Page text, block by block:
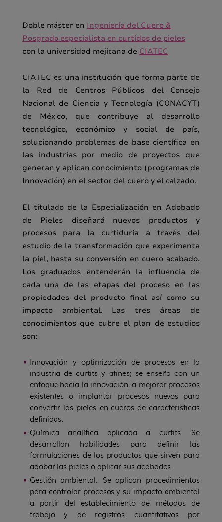
Doble máster en Ingeniería del Cuero &
Posgrado especialista en curtidos de pieles
con la universidad mejicana de CIATEC
CIATEC es una institución que forma parte de
la Red de Centros Públicos del Consejo
Nacional de Ciencia y Tecnología (CONACYT)
de México, que contribuye al desarrollo
tecnológico, económico y social de país,
solucionando problemas de base científica en
las industrias por medio de proyectos que
generan y aplican conocimiento (programas de
Innovación) en el sector del cuero y el calzado.
El titulado de la Especialización en Adobado
de Pieles diseñará nuevos productos y
procesos para la curtiduría a través del
estudio de la transformación que experimenta
la piel, hasta su conversión en cuero acabado.
Los graduados entenderán la influencia de
cada una de las etapas del proceso en las
propiedades del producto final así como su
impacto ambiental. Las tres áreas de
conocimientos que cubre el plan de estudios
son:
Innovación y optimización de procesos en la
industria de curtits y afines; se enseña con un
enfoque hacia la innovación, a mejorar procesos
existentes o implantar procesos nuevos para
convertir las pieles en cueros de características
definidas.
Química analítica aplicada a curtits. Se
desarrollan habilidades para definir las
formulaciones de los productos que sirven para
adobar las pieles o aplicar sus acabados.
Gestión ambiental. Se aplican procedimientos
para controlar procesos y su impacto ambiental
a partir del establecimiento de métodos de
trabajo y de registros cuantitativos por